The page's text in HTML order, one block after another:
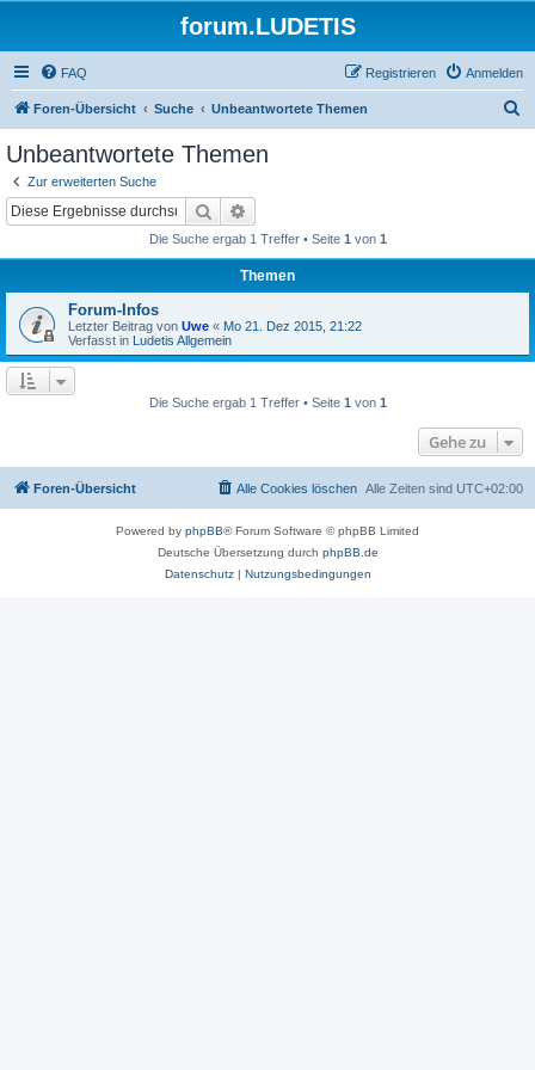
forum.LUDETIS
FAQ Anmelden
Registrieren
Foren-Übersicht Suche Unbeantwortete Themen
Unbeantwortete Themen
Zur erweiterten Suche
Suche
Die Suche ergab 1 Treffer • Seite 1 von 1
Themen
Forum-Infos
Letzter Beitrag von Uwe « Mo 21. Dez 2015, 21:22
Verfasst in Ludetis Allgemein
Die Suche ergab 1 Treffer • Seite 1 von 1
Gehe zu
Foren-Übersicht Alle Zeiten sind UTC+02:00
Alle Cookies löschen
Powered by phpBB® Forum Software © phpBB Limited
Deutsche Übersetzung durch phpBB.de
Datenschutz| Nutzungsbedingungen